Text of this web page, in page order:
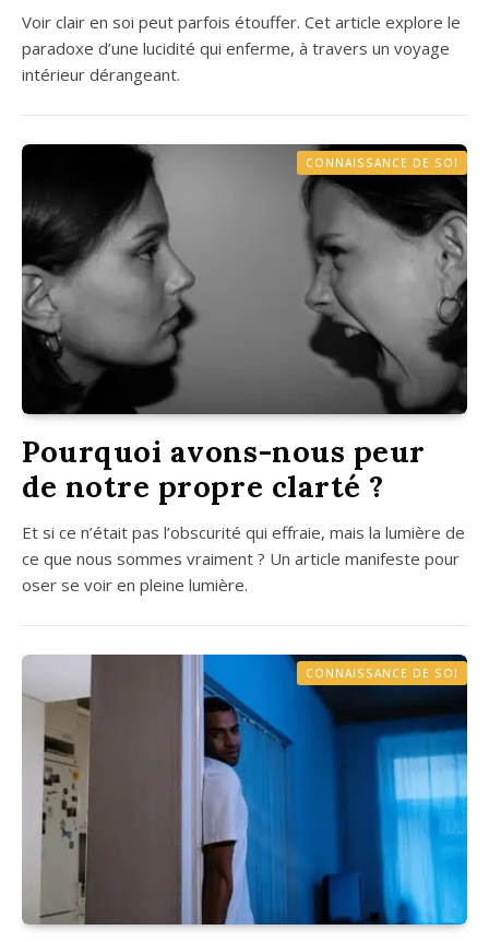
Voir clair en soi peut par­fois étouf­fer. Cet article explore le
para­doxe d’une luci­di­té qui enferme, à tra­vers un voyage
inté­rieur déran­geant.
CONNAISSANCE DE SOI
Pourquoi avons-nous peur
de notre propre clarté ?
Et si ce n’é­tait pas l’obs­cu­ri­té qui effraie, mais la lumière de
ce que nous sommes vrai­ment ? Un article mani­feste pour
oser se voir en pleine lumière.
CONNAISSANCE DE SOI